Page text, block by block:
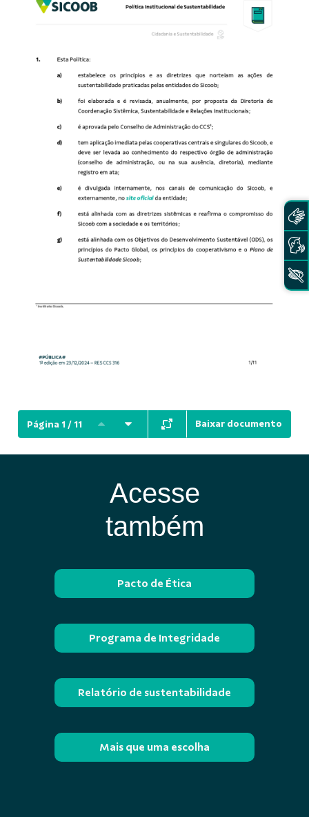
Página 1 / 11 Baixar documento
Acesse
também
Pacto de Ética
Programa de Integridade
Relatório de sustentabilidade
Mais que uma escolha